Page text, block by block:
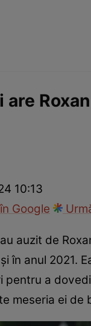
10:13
Google
auzit de
în anul 2021.
a
meseria ei